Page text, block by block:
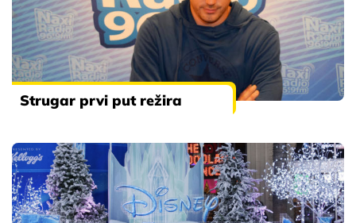
Strugar prvi put režira